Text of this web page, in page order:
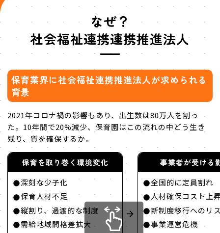
なぜ？
社会福祉連携連携推進法人
保育業界に社会福祉連携推進法人が求められる
背景
2021年コロナ禍の影響もあり、出生数は80万人を割っ
た。10年間で20%減少、保育園はこの流れの中どう生き
残り、質を確保するか。
保育を取り巻く環境変化
深刻な少子化
保育人材不足
縦割り、過渡的な制度
需給地域間格差拡大
事業者が受ける
全国的に定員割れ
人材確保コスト上
新制度移行へのリ
事業運営危機